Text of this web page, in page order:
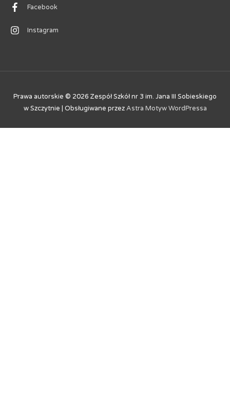
Facebook
Instagram
Prawa autorskie © 2026 Zespół Szkół nr 3 im. Jana III Sobieskiego
w Szczytnie | Obsługiwane przezAstra Motyw WordPressa